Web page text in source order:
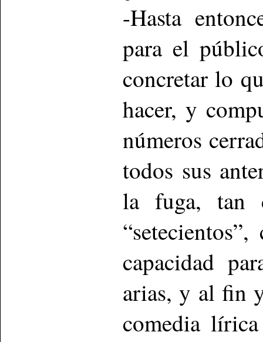
-Hasta
para el
concretar lo
hacer, y
números
todos sus
la fuga, tan
capacidad
arias, y al fin
comedia